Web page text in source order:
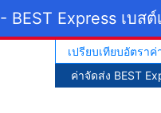
- BEST Express เบสต์
เปรียบเทียบอัตราค่
ค่าจัดส่ง BEST